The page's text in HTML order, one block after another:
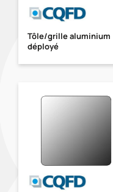
Tôle/grille aluminium
déployé